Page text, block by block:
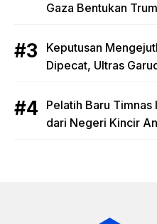
Gaza Bentukan
Keputusan
Dipecat, Ultras
Pelatih Baru
dari Negeri Kincir